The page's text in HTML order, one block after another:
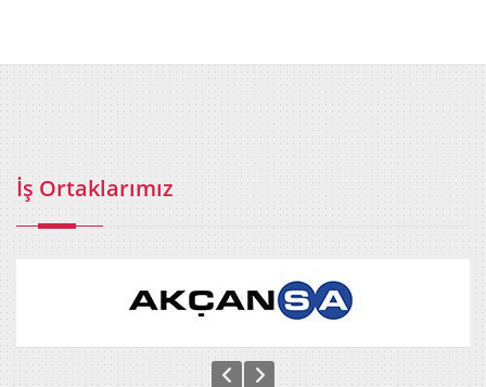
İş Ortaklarımız